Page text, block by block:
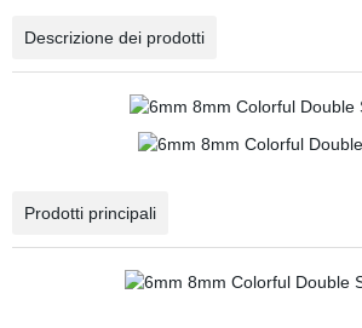
Descrizione dei prodotti
Prodotti principali